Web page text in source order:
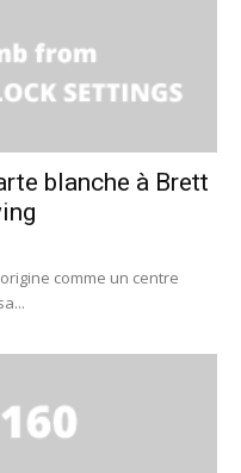
blanche à Brett
comme un centre